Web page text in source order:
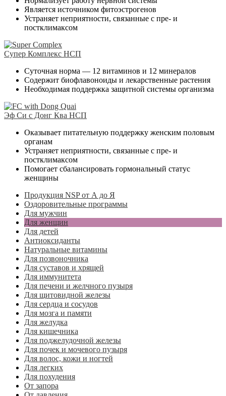
Является источником фитоэстрогенов
Устраняет неприятности, связанные с пре- и
постклимаксом
Супер Комплекс НСП
Суточная норма — 12 витаминов и 12 минералов
Содержит биофлавоноиды и лекарственные растения
Необходимая поддержка защитной системы организма
Эф Си с Донг Ква НСП
Оказывает питательную поддержку женским половым
органам
Устраняет неприятности, связанные с пре- и
постклимаксом
Помогает сбалансировать гормональный статус
женщины
Продукция NSP от А до Я
Оздоровительные программы
Для мужчин
Для женщин
Для детей
Антиоксиданты
Натуральные витамины
Для позвоночника
Для суставов и хрящей
Для иммунитета
Для печени и желчного пузыря
Для щитовидной железы
Для сердца и сосудов
Для мозга и памяти
Для желудка
Для кишечника
Для поджелудочной железы
Для почек и мочевого пузыря
Для волос, кожи и ногтей
Для легких
Для похудения
От запора